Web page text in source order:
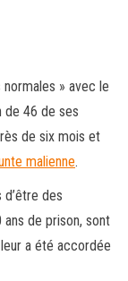
» avec le
de 46 de ses
de six mois et
malienne.
des
de prison, sont
a été accordée